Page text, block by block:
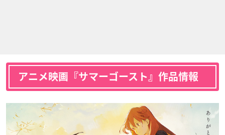
アニメ映画『サマーゴースト』作品情報